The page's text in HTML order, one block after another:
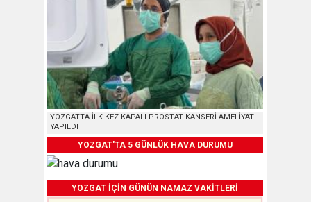
YOZGATTA İLK KEZ KAPALI PROSTAT KANSERİ AMELİYATI
YAPILDI
YOZGAT'TA 5 GÜNLÜK HAVA DURUMU
YOZGAT İÇİN GÜNÜN NAMAZ VAKİTLERİ